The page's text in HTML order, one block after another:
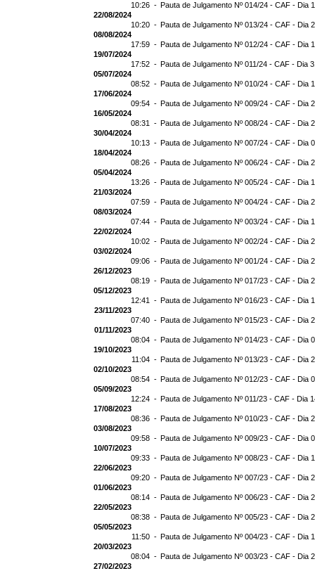
10:26 - Pauta de Julgamento Nº 014/24 - CAF - Dia
22/08/2024
10:20 - Pauta de Julgamento Nº 013/24 - CAF - Dia
08/08/2024
17:59 - Pauta de Julgamento Nº 012/24 - CAF - Dia
19/07/2024
17:52 - Pauta de Julgamento Nº 011/24 - CAF - Dia
05/07/2024
08:52 - Pauta de Julgamento Nº 010/24 - CAF - Dia
17/06/2024
09:54 - Pauta de Julgamento Nº 009/24 - CAF - Dia
16/05/2024
08:31 - Pauta de Julgamento Nº 008/24 - CAF - Dia
30/04/2024
10:13 - Pauta de Julgamento Nº 007/24 - CAF - Dia
18/04/2024
08:26 - Pauta de Julgamento Nº 006/24 - CAF - Dia
05/04/2024
13:26 - Pauta de Julgamento Nº 005/24 - CAF - Dia
21/03/2024
07:59 - Pauta de Julgamento Nº 004/24 - CAF - Dia
08/03/2024
07:44 - Pauta de Julgamento Nº 003/24 - CAF - Dia
22/02/2024
10:02 - Pauta de Julgamento Nº 002/24 - CAF - Dia
03/02/2024
09:06 - Pauta de Julgamento Nº 001/24 - CAF - Dia
26/12/2023
08:19 - Pauta de Julgamento Nº 017/23 - CAF - Dia
05/12/2023
12:41 - Pauta de Julgamento Nº 016/23 - CAF - Dia
23/11/2023
07:40 - Pauta de Julgamento Nº 015/23 - CAF - Dia
01/11/2023
08:04 - Pauta de Julgamento Nº 014/23 - CAF - Dia
19/10/2023
11:04 - Pauta de Julgamento Nº 013/23 - CAF - Dia
02/10/2023
08:54 - Pauta de Julgamento Nº 012/23 - CAF - Dia
05/09/2023
12:24 - Pauta de Julgamento Nº 011/23 - CAF - Dia
17/08/2023
08:36 - Pauta de Julgamento Nº 010/23 - CAF - Dia
03/08/2023
09:58 - Pauta de Julgamento Nº 009/23 - CAF - Dia
10/07/2023
09:33 - Pauta de Julgamento Nº 008/23 - CAF - Dia
22/06/2023
09:20 - Pauta de Julgamento Nº 007/23 - CAF - Dia
01/06/2023
08:14 - Pauta de Julgamento Nº 006/23 - CAF - Dia
22/05/2023
08:38 - Pauta de Julgamento Nº 005/23 - CAF - Dia
05/05/2023
11:50 - Pauta de Julgamento Nº 004/23 - CAF - Dia
20/03/2023
08:04 - Pauta de Julgamento Nº 003/23 - CAF - Dia
27/02/2023